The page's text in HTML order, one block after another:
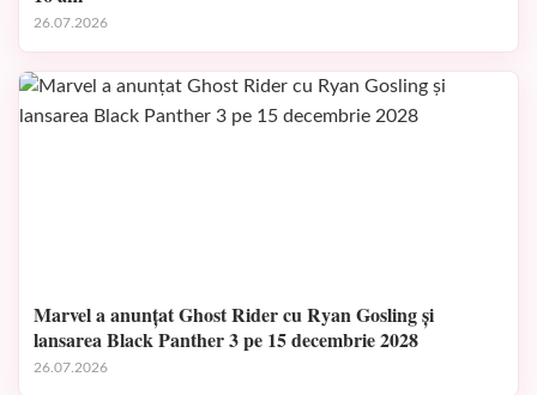
26.07.2026
Marvel a anunțat Ghost Rider cu Ryan Gosling și
lansarea Black Panther 3 pe 15 decembrie 2028
26.07.2026